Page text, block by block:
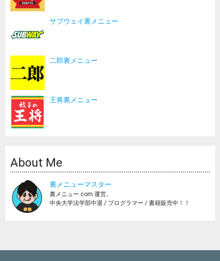
サブウェイ裏メニュー
二郎裏メニュー
王将裏メニュー
About Me
裏メニューマスター
裏メニュー.com 運営。
中央大学法学部中退 / プログラマー / 書籍販売中！！